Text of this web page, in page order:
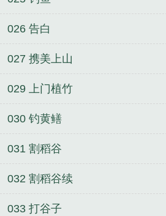
026 告白
027 携美上山
029 上门植竹
030 钓黄鳝
031 割稻谷
032 割稻谷续
033 打谷子